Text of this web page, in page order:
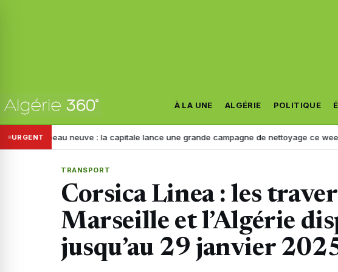
À LA UNE ALGÉRIE POLITIQUE
URGENT
neuve : la capitale lance une grande campagne de nettoyage ce week-end
TRANSPORT
Corsica Linea : les
Marseille et l’Algérie
jusqu’au 29 janvier